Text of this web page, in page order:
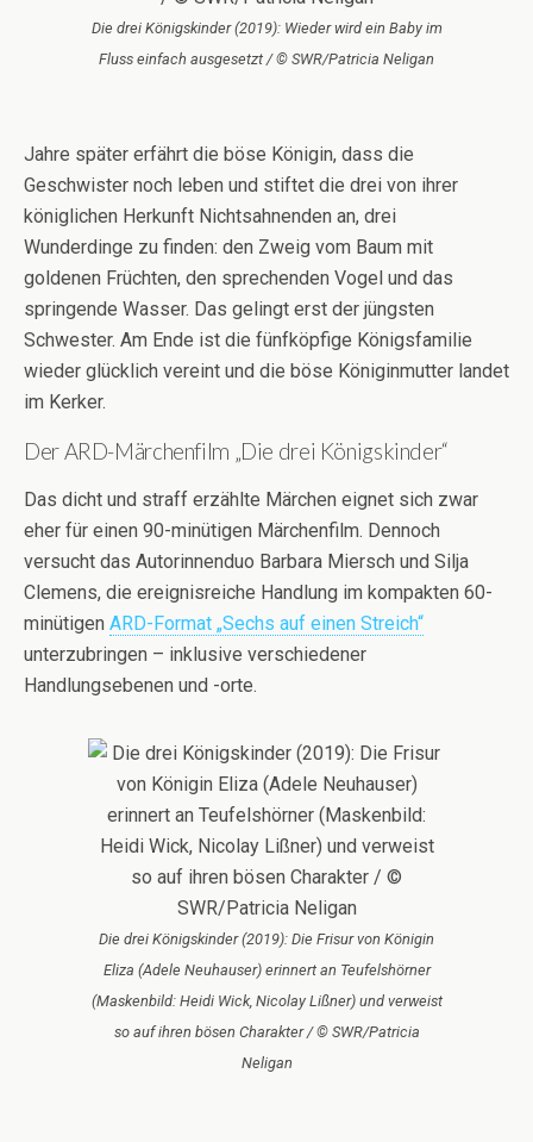
Die drei Königskinder (2019): Wieder wird ein Baby im
Fluss einfach ausgesetzt / © SWR/Patricia Neligan
Jahre später erfährt die böse Königin, dass die
Geschwister noch leben und stiftet die drei von ihrer
königlichen Herkunft Nichtsahnenden an, drei
Wunderdinge zu finden: den Zweig vom Baum mit
goldenen Früchten, den sprechenden Vogel und das
springende Wasser. Das gelingt erst der jüngsten
Schwester. Am Ende ist die fünfköpfige Königsfamilie
wieder glücklich vereint und die böse Königinmutter landet
im Kerker.
Der ARD-Märchenfilm „Die drei Königskinder“
Das dicht und straff erzählte Märchen eignet sich zwar
eher für einen 90-minütigen Märchenfilm. Dennoch
versucht das Autorinnenduo Barbara Miersch und Silja
Clemens, die ereignisreiche Handlung im kompakten 60-
minütigen ARD-Format „Sechs auf einen Streich“
unterzubringen – inklusive verschiedener
Handlungsebenen und -orte.
Die drei Königskinder (2019): Die Frisur von Königin
Eliza (Adele Neuhauser) erinnert an Teufelshörner
(Maskenbild: Heidi Wick, Nicolay Lißner) und verweist
so auf ihren bösen Charakter / © SWR/Patricia
Neligan